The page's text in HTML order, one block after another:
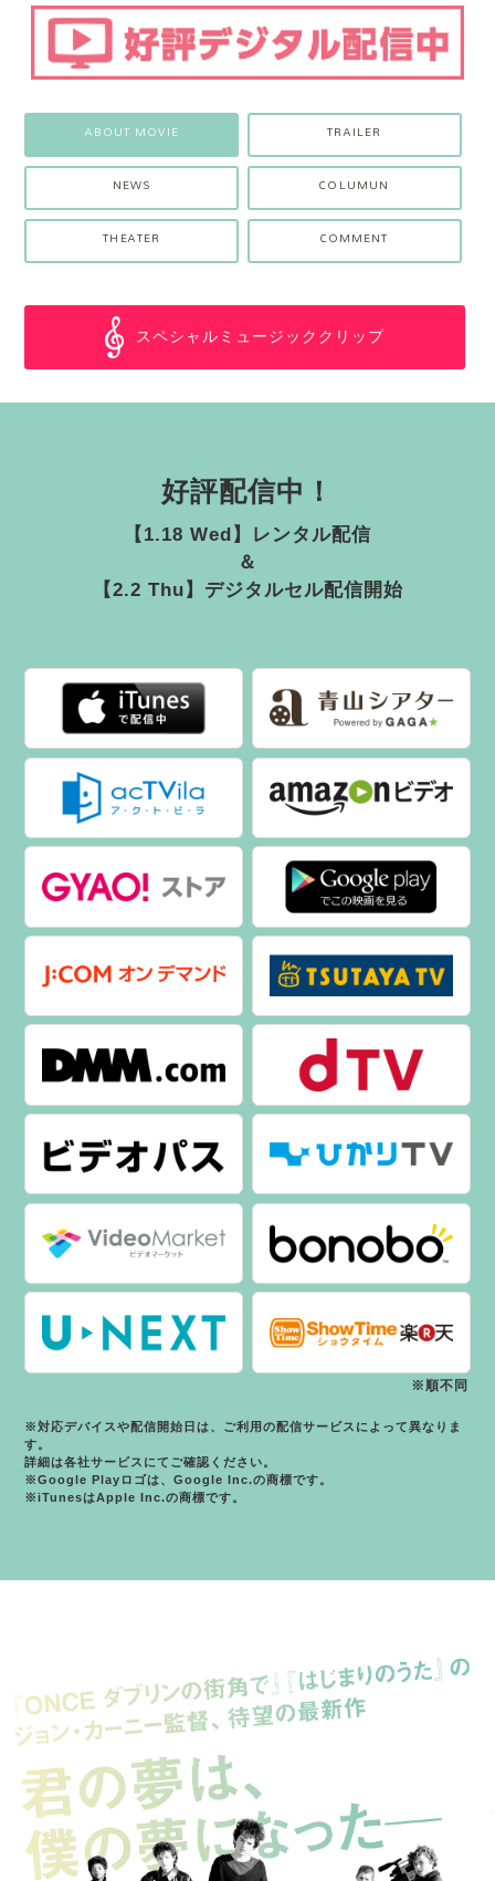
ABOUT MOVIE TRAILER
NEWS COLUMUN
THEATER COMMENT
スペシャルミュージッククリップ
好評配信中！
【1.18 Wed】レンタル配信
＆
【2.2 Thu】デジタルセル配信開始
※順不同
※対応デバイスや配信開始日は、ご利用の配信サービスによって異なりま
す。
詳細は各社サービスにてご確認ください。
※Google Playロゴは、Google Inc.の商標です。
※iTunesはApple Inc.の商標です。